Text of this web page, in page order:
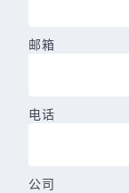
邮箱
电话
公司